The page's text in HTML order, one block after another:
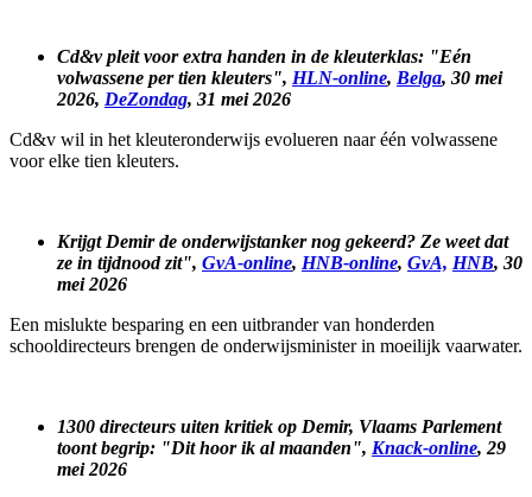
Cd&v pleit voor extra handen in de kleuterklas: "Eén
volwassene per tien kleuters", HLN-online, Belga, 30 mei
2026, DeZondag, 31 mei 2026
Cd&v wil in het kleuteronderwijs evolueren naar één volwassene
voor elke tien kleuters.
Krijgt Demir de onderwijstanker nog gekeerd? Ze weet dat
ze in tijdnood zit", GvA-online, HNB-online, GvA, HNB, 30
mei 2026
Een mislukte besparing en een uitbrander van honderden
schooldirecteurs brengen de onderwijsminister in moeilijk vaarwater.
1300 directeurs uiten kritiek op Demir, Vlaams Parlement
toont begrip: "Dit hoor ik al maanden", Knack-online, 29
mei 2026